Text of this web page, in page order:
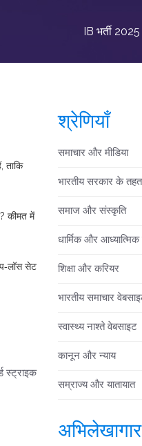
IB भर्ती 2025
ताकि
कीमत में
सेट
स्ट्राइक
श्रेणियाँ
समाचार और मीडिया
भारतीय सरकार के
समाज और संस्कृति
धार्मिक और आध्यात्मिक
शिक्षा और करियर
भारतीय समाचार
स्वास्थ्य नाश्ते वेबसाइट
कानून और न्याय
सम्राज्य और यातायात
अभिलेखागार